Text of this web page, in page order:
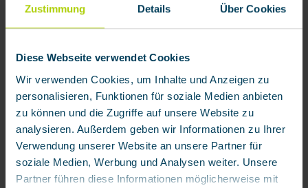
Zustimmung Details Über Cookies
Diese Webseite verwendet Cookies
Wir verwenden Cookies, um Inhalte und Anzeigen zu
personalisieren, Funktionen für soziale Medien anbieten
zu können und die Zugriffe auf unsere Website zu
analysieren. Außerdem geben wir Informationen zu Ihrer
Verwendung unserer Website an unsere Partner für
soziale Medien, Werbung und Analysen weiter. Unsere
Partner führen diese Informationen möglicherweise mit
Produktivitätsverbesserungen dar. Darüber hinaus eröffnet
Prozessen.
RFID-Technologie entdecken
Produktgalerie überspringen